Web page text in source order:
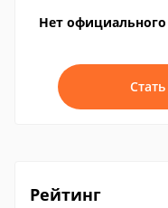
Нет официального
Рейтинг